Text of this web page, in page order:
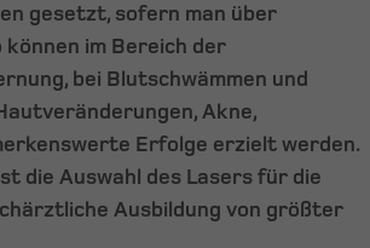
gesetzt, sofern man über
im Bereich der
bei Blutschwämmen und
Akne,
Erfolge erzielt werden.
die Auswahl des Lasers für die
Ausbildung von größter